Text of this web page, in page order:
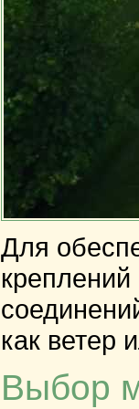
Для
как ветер
Выбор